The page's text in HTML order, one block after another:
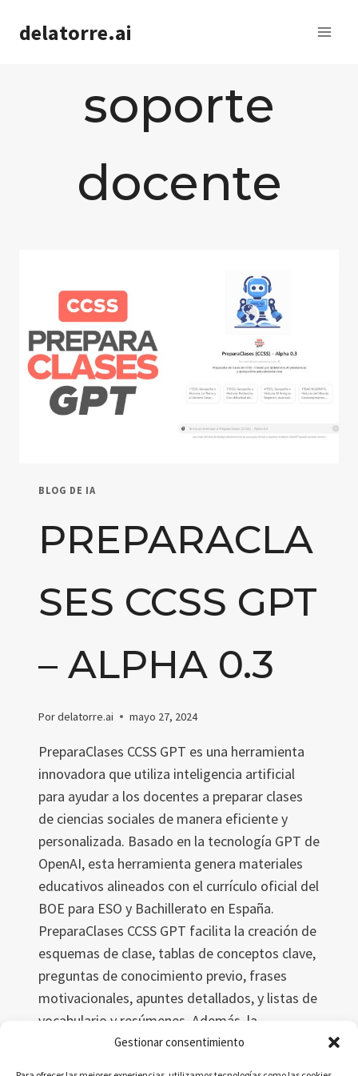
Gestionar consentimiento
delatorre.ai
soporte
docente
BLOG DE IA
PREPARACLA
SES CCSS GPT
– ALPHA 0.3
Pordelatorre.ai mayo 27, 2024
PreparaClases CCSS GPT es una herramienta
innovadora que utiliza inteligencia artificial
para ayudar a los docentes a preparar clases
de ciencias sociales de manera eficiente y
personalizada. Basado en la tecnología GPT de
OpenAI, esta herramienta genera materiales
educativos alineados con el currículo oficial del
BOE para ESO y Bachillerato en España.
PreparaClases CCSS GPT facilita la creación de
esquemas de clase, tablas de conceptos clave,
preguntas de conocimiento previo, frases
motivacionales, apuntes detallados, y listas de
vocabulario y resúmenes. Además, la
herramienta está en constante evolución,